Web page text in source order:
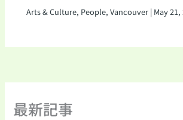
Arts & Culture, People,Vancouver | May 21,
最新記事